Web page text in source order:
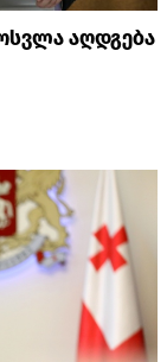
აღდგება